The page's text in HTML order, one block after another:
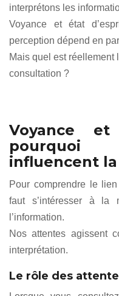
interprétons les
Voyance et état
perception dépend en
Mais quel est réellement
consultation ?
Voyance
pourquoi
influencent
Pour comprendre le
faut s’intéresser à la
l’information.
Nos attentes agissent
interprétation.
Le rôle des